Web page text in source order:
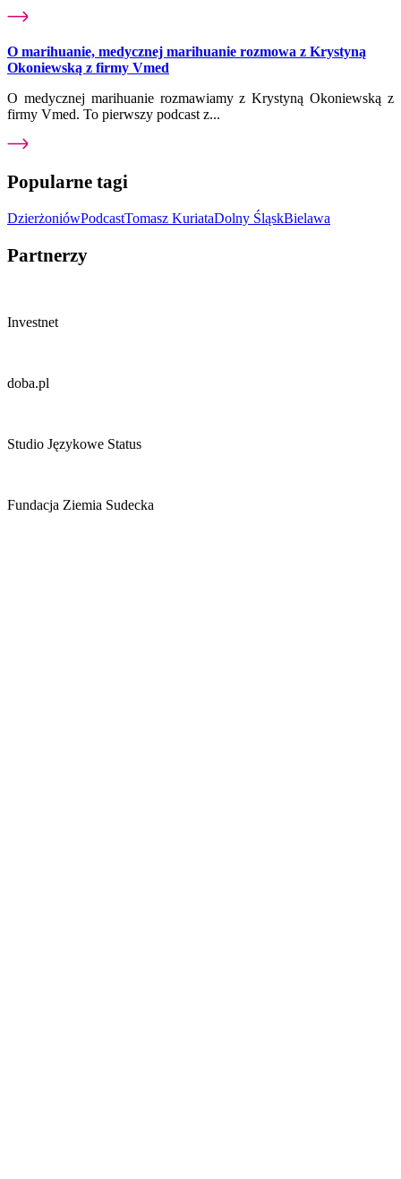
O marihuanie, medycznej marihuanie rozmowa z Krystyną
Okoniewską z firmy Vmed
O medycznej marihuanie rozmawiamy z Krystyną Okoniewską z
firmy Vmed. To pierwszy podcast z...
Popularne tagi
DzierżoniówPodcastTomasz KuriataDolny ŚląskBielawa
Partnerzy
Investnet
doba.pl
Studio Językowe Status
Fundacja Ziemia Sudecka